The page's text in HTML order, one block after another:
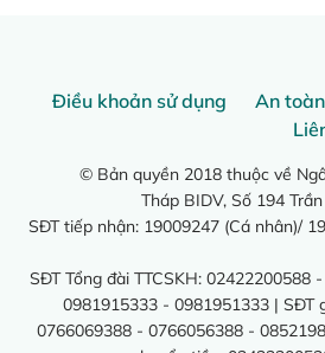
Điều khoản sử dụng An
© Bản quyền 2018 thuộc về
Tháp BIDV, Số 194
SĐT tiếp nhận: 19009247 (Cá nhân)/
SĐT Tổng đài TTCSKH:
0981915333 - 0981951333 | SĐT
0766069388 - 0766056388 -